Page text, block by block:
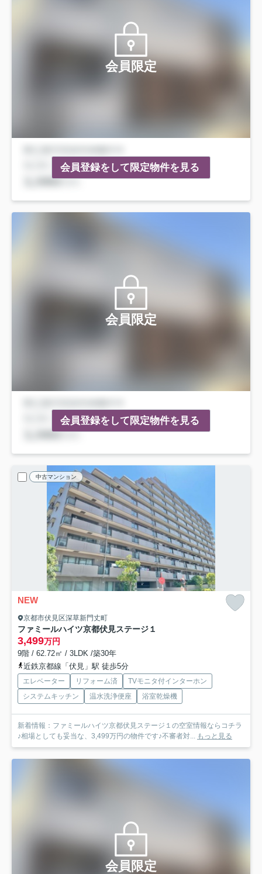
会員限定
会員登録をして限定物件を見る
会員限定
会員登録をして限定物件を見る
中古マンション
NEW
京都市伏見区深草新門丈町
ファミールハイツ京都伏見ステージ１
3,499万円
9階 / 62.72㎡ / 3LDK /築30年
近鉄京都線「伏見」駅 徒歩5分
エレベーター リフォーム済
TVモニタ付インターホン
システムキッチン
温水洗浄便座 浴室乾燥機
新着情報：ファミールハイツ京都伏見ステージ１の空室情報ならコチラ
♪相場としても妥当な、3,499万円の物件です♪不審者対... もっと見る
会員限定